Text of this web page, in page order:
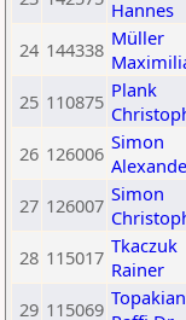
Hannes
24 144338 Müller
25 110875 Plank
26 126006 Simon
27 126007 Simon
28 115017 Tkaczuk
Rainer
29 115069 Topakian